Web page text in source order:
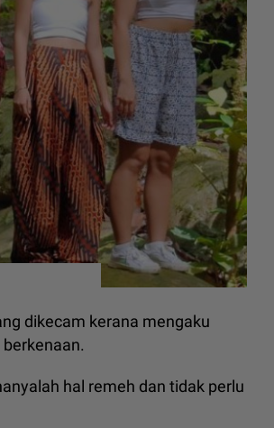
dikecam kerana mengaku
hal remeh dan tidak perlu